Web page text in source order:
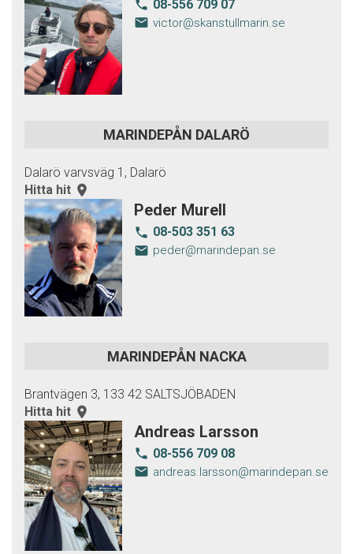
local_phone 08-556 709 07
email victor@skanstullmarin.se
MARINDEPÅN DALARÖ
Dalarö varvsväg 1, Dalarö
Hitta hit room
Peder Murell
local_phone 08-503 351 63
email peder@marindepan.se
MARINDEPÅN NACKA
Brantvägen 3, 133 42 SALTSJÖBADEN
Hitta hit room
Andreas Larsson
local_phone 08-556 709 08
email andreas.larsson@marindepan.se